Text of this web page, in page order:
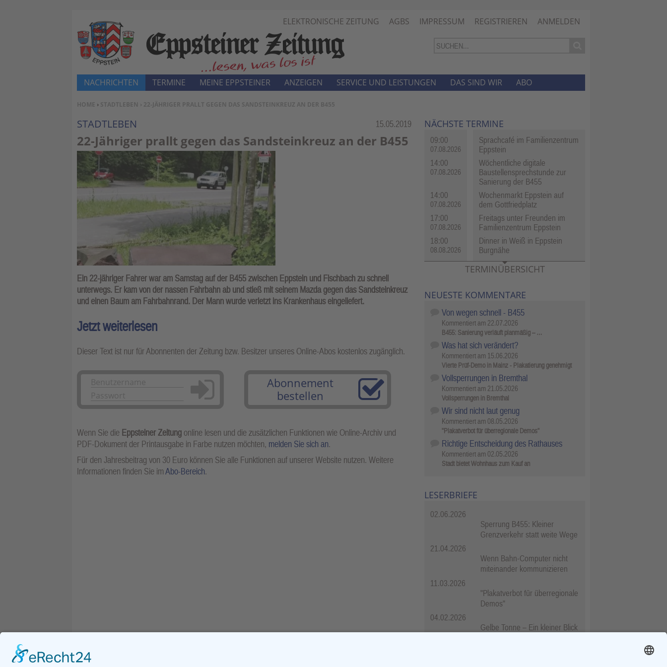
ELEKTRONISCHE ZEITUNG AGBS IMPRESSUM REGISTRIEREN ANMELDEN
SIE BEFINDEN SICH HIER:
HOME › STADTLEBEN › 22-JÄHRIGER PRALLT GEGEN DAS SANDSTEINKREUZ AN DER B455
Rubrik:
STADTLEBEN 15.05.2019
22-Jähriger prallt gegen das Sandsteinkreuz an der B455
Ein 22-jähriger Fahrer war am Samstag auf der B455 zwischen Eppstein und Fischbach zu schnell
unterwegs. Er kam von der nassen Fahrbahn ab und stieß mit seinem Mazda gegen das Sandsteinkreuz
und einen Baum am Fahrbahnrand. Der Mann wurde verletzt ins Krankenhaus eingeliefert.
Jetzt weiterlesen
Dieser Text ist nur für Abonnenten der Zeitung bzw. Besitzer unseres Online-Abos kostenlos zugänglich.
Anmelden
Abonnement
bestellen
Wenn Sie die Eppsteiner Zeitung online lesen und die zusätzlichen Funktionen wie Online-Archiv und
PDF-Dokument der Printausgabe in Farbe nutzen möchten, melden Sie sich an.
Für den Jahresbeitrag von 30 Euro können Sie alle Funktionen auf unserer Website nutzen. Weitere
Informationen finden Sie imAbo-Bereich.
NÄCHSTE TERMINE
09:00
07.08.2026
Sprachcafé im Familienzentrum
Eppstein
14:00
07.08.2026
Wöchentliche digitale
Baustellensprechstunde zur
Sanierung der B455
14:00
07.08.2026
Wochenmarkt Eppstein auf
dem Gottfriedplatz
17:00
07.08.2026
Freitags unter Freunden im
Familienzentrum Eppstein
18:00
08.08.2026
Dinner in Weiß in Eppstein
Burgnähe
TERMINÜBERSICHT
NEUESTE KOMMENTARE
Von wegen schnell - B455
Kommentiert am 22.07.2026
B455: Sanierung verläuft planmäßig – …
Was hat sich verändert?
Kommentiert am 15.06.2026
Vierte Prüf-Demo in Mainz - Plakatierung genehmigt
Vollsperrungen in Bremthal
Kommentiert am 21.05.2026
Vollsperrungen in Bremthal
Wir sind nicht laut genug
Kommentiert am 08.05.2026
"Plakatverbot für überregionale Demos"
Richtige Entscheidung des Rathauses
Kommentiert am 02.05.2026
Stadt bietet Wohnhaus zum Kauf an
LESERBRIEFE
02.06.2026
Sperrung B455: Kleiner
Grenzverkehr statt weite Wege
21.04.2026
Wenn Bahn-Computer nicht
miteinander kommunizieren
11.03.2026
"Plakatverbot für überregionale
Demos"
04.02.2026
Gelbe Tonne – Ein kleiner Blick
NACHRICHTEN TERMINE MEINE EPPSTEINER ANZEIGEN SERVICE UND LEISTUNGEN DAS SIND WIR ABO